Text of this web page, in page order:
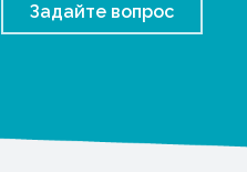
Задайте вопрос